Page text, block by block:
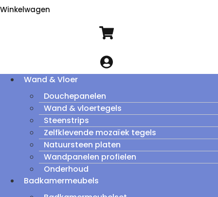
Winkelwagen
Wand & Vloer
Douchepanelen
Wand & vloertegels
Steenstrips
Zelfklevende mozaïek tegels
Natuursteen platen
Wandpanelen profielen
Onderhoud
Badkamermeubels